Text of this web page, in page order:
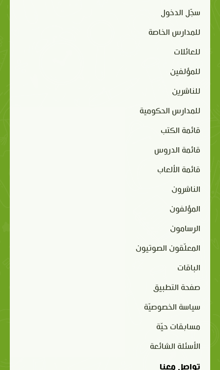
سجّل الدخول
للمدارس الخاصة
للعائلات
للمؤلفين
للناشرين
للمدارس الحكومية
قائمة الكتب
قائمة الدروس
قائمة الألعاب
الناشرون
المؤلفون
الرسامون
المعلّقون الصوتيون
الباقات
صفحة التطبيق
سياسة الخصوصيّة
مسابقات حيّة
الأسئلة الشائعة
تواصل معنا